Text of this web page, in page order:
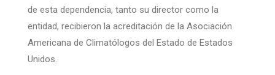
de esta dependencia, tanto su director como la
entidad, recibieron la acreditación de la Asociación
Americana de Climatólogos del Estado de Estados
Unidos.